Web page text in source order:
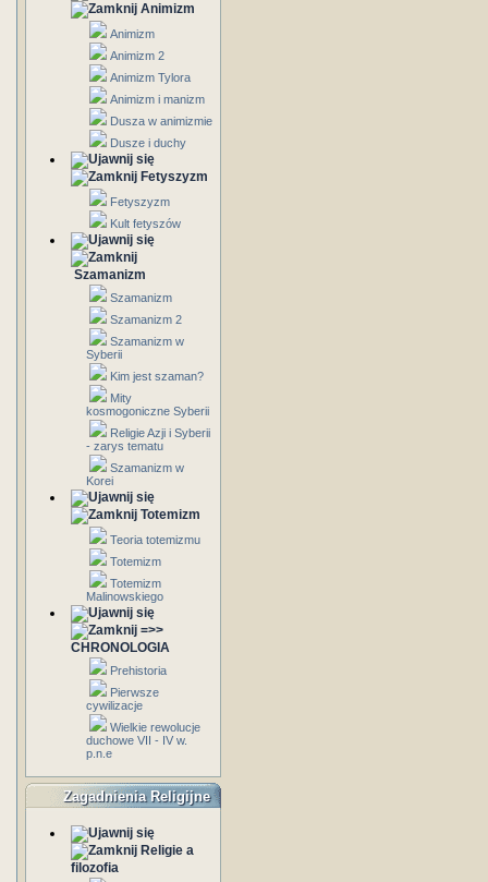
Animizm
Animizm
Animizm 2
Animizm Tylora
Animizm i manizm
Dusza w animizmie
Dusze i duchy
Fetyszyzm
Fetyszyzm
Kult fetyszów
Szamanizm
Szamanizm
Szamanizm 2
Szamanizm w
Syberii
Kim jest szaman?
Mity
kosmogoniczne Syberii
Religie Azji i Syberii
- zarys tematu
Szamanizm w
Korei
Totemizm
Teoria totemizmu
Totemizm
Totemizm
Malinowskiego
=>>
CHRONOLOGIA
Prehistoria
Pierwsze
cywilizacje
Wielkie rewolucje
duchowe VII - IV w.
p.n.e
Zagadnienia Religijne
Religie a
filozofia